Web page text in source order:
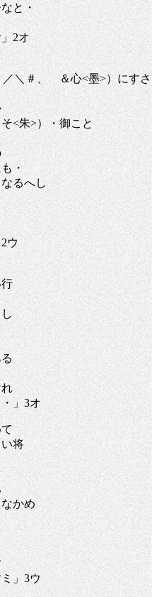
と・
2オ
＃、ゝ＆心<墨>）にすさ
<朱>）・御こと
・
るへし
ウ
」3オ
将
かめ
」3ウ